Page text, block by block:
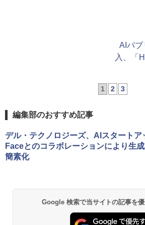
AIパブ
入、「
1 2 3
編集部のおすすめ記事
デル・テクノロジーズ、AIスタート
Faceとのコラボレーションにより生
簡素化
Google 検索で当サイトの記事を